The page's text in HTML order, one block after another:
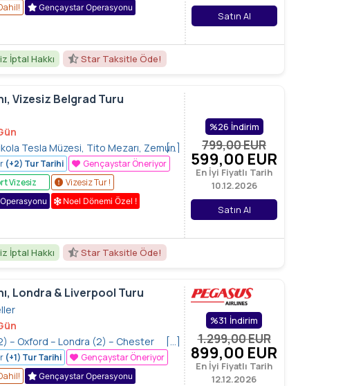
Gençaystar Operasyonu
Satın Al
İptal Hakkı Star Taksitle Öde!
Vizesiz Belgrad Turu
Tesla Müzesi, Tito Mezarı, Zemun
Karlofça, Petrovaradin ve Sırp Gecesi
[…]
(+2) Tur Tarihi
Gençaystar Öneriyor
Vizesiz
Vizesiz Tur !
Noel Dönemi Özel !
%26 İndirim
799,00EUR
599,00 EUR
En İyi Fiyatlı Tarih
10.12.2026
Satın Al
İptal Hakkı Star Taksitle Öde!
Londra & Liverpool Turu
– Oxford – Londra (2) – Chester​
[…]
(+1) Tur Tarihi
Gençaystar Öneriyor
Gençaystar Operasyonu
%31 İndirim
1.299,00EUR
899,00 EUR
En İyi Fiyatlı Tarih
12.12.2026